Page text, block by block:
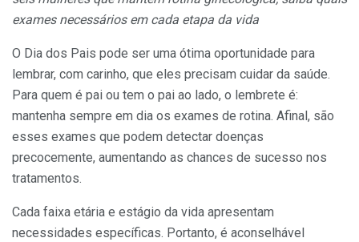
exames necessários em cada etapa da vida
O Dia dos Pais pode ser uma ótima oportunidade para
lembrar, com carinho, que eles precisam cuidar da saúde.
Para quem é pai ou tem o pai ao lado, o lembrete é:
mantenha sempre em dia os exames de rotina. Afinal, são
esses exames que podem detectar doenças
precocemente, aumentando as chances de sucesso nos
tratamentos.
Cada faixa etária e estágio da vida apresentam
necessidades específicas. Portanto, é aconselhável